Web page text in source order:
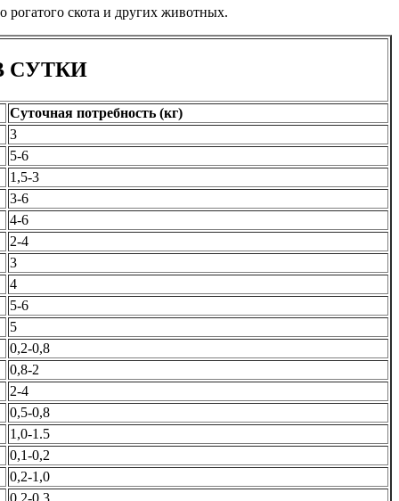
рогатого скота и других животных.
СУТКИ
Суточная потребность (кг)
3
5-6
1,5-3
3-6
4-6
2-4
3
4
5-6
5
0,2-0,8
0,8-2
2-4
0,5-0,8
1,0-1.5
0,1-0,2
0,2-1,0
0,2-0,3